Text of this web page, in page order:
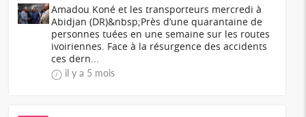
Amadou Koné et les transporteurs mercredi à
Abidjan (DR)&nbsp;Près d’une quarantaine de
personnes tuées en une semaine sur les routes
ivoiriennes. Face à la résurgence des accidents
ces dern...
il y a 5 mois